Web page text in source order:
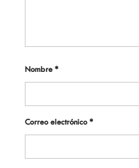
Nombre *
Correo electrónico *